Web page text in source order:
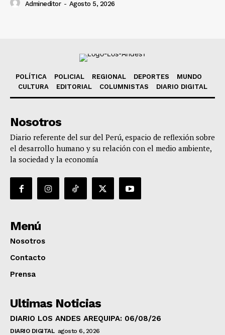
Admineditor - Agosto 5, 2026
POLÍTICA POLICIAL REGIONAL DEPORTES
MUNDO
CULTURA
EDITORIAL COLUMNISTAS DIARIO DIGITAL
Nosotros
Diario referente del sur del Perú, espacio de reflexión sobre
el desarrollo humano y su relación con el medio ambiente,
la sociedad y la economía
Menú
Nosotros
Contacto
Prensa
Ultimas Noticias
DIARIO LOS ANDES AREQUIPA: 06/08/26
DIARIO DIGITAL agosto 6, 2026